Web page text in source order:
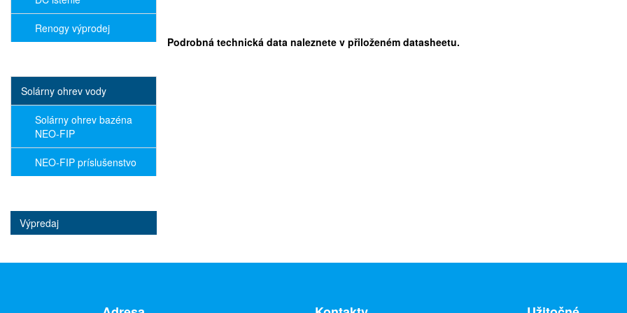
Renogy výprodej
Solárny ohrev vody
Solárny ohrev bazéna
NEO-FIP
NEO-FIP príslušenstvo
Výpredaj
Podrobná technická data naleznete v přiloženém datasheetu.